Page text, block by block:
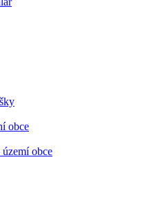
obce
území obce